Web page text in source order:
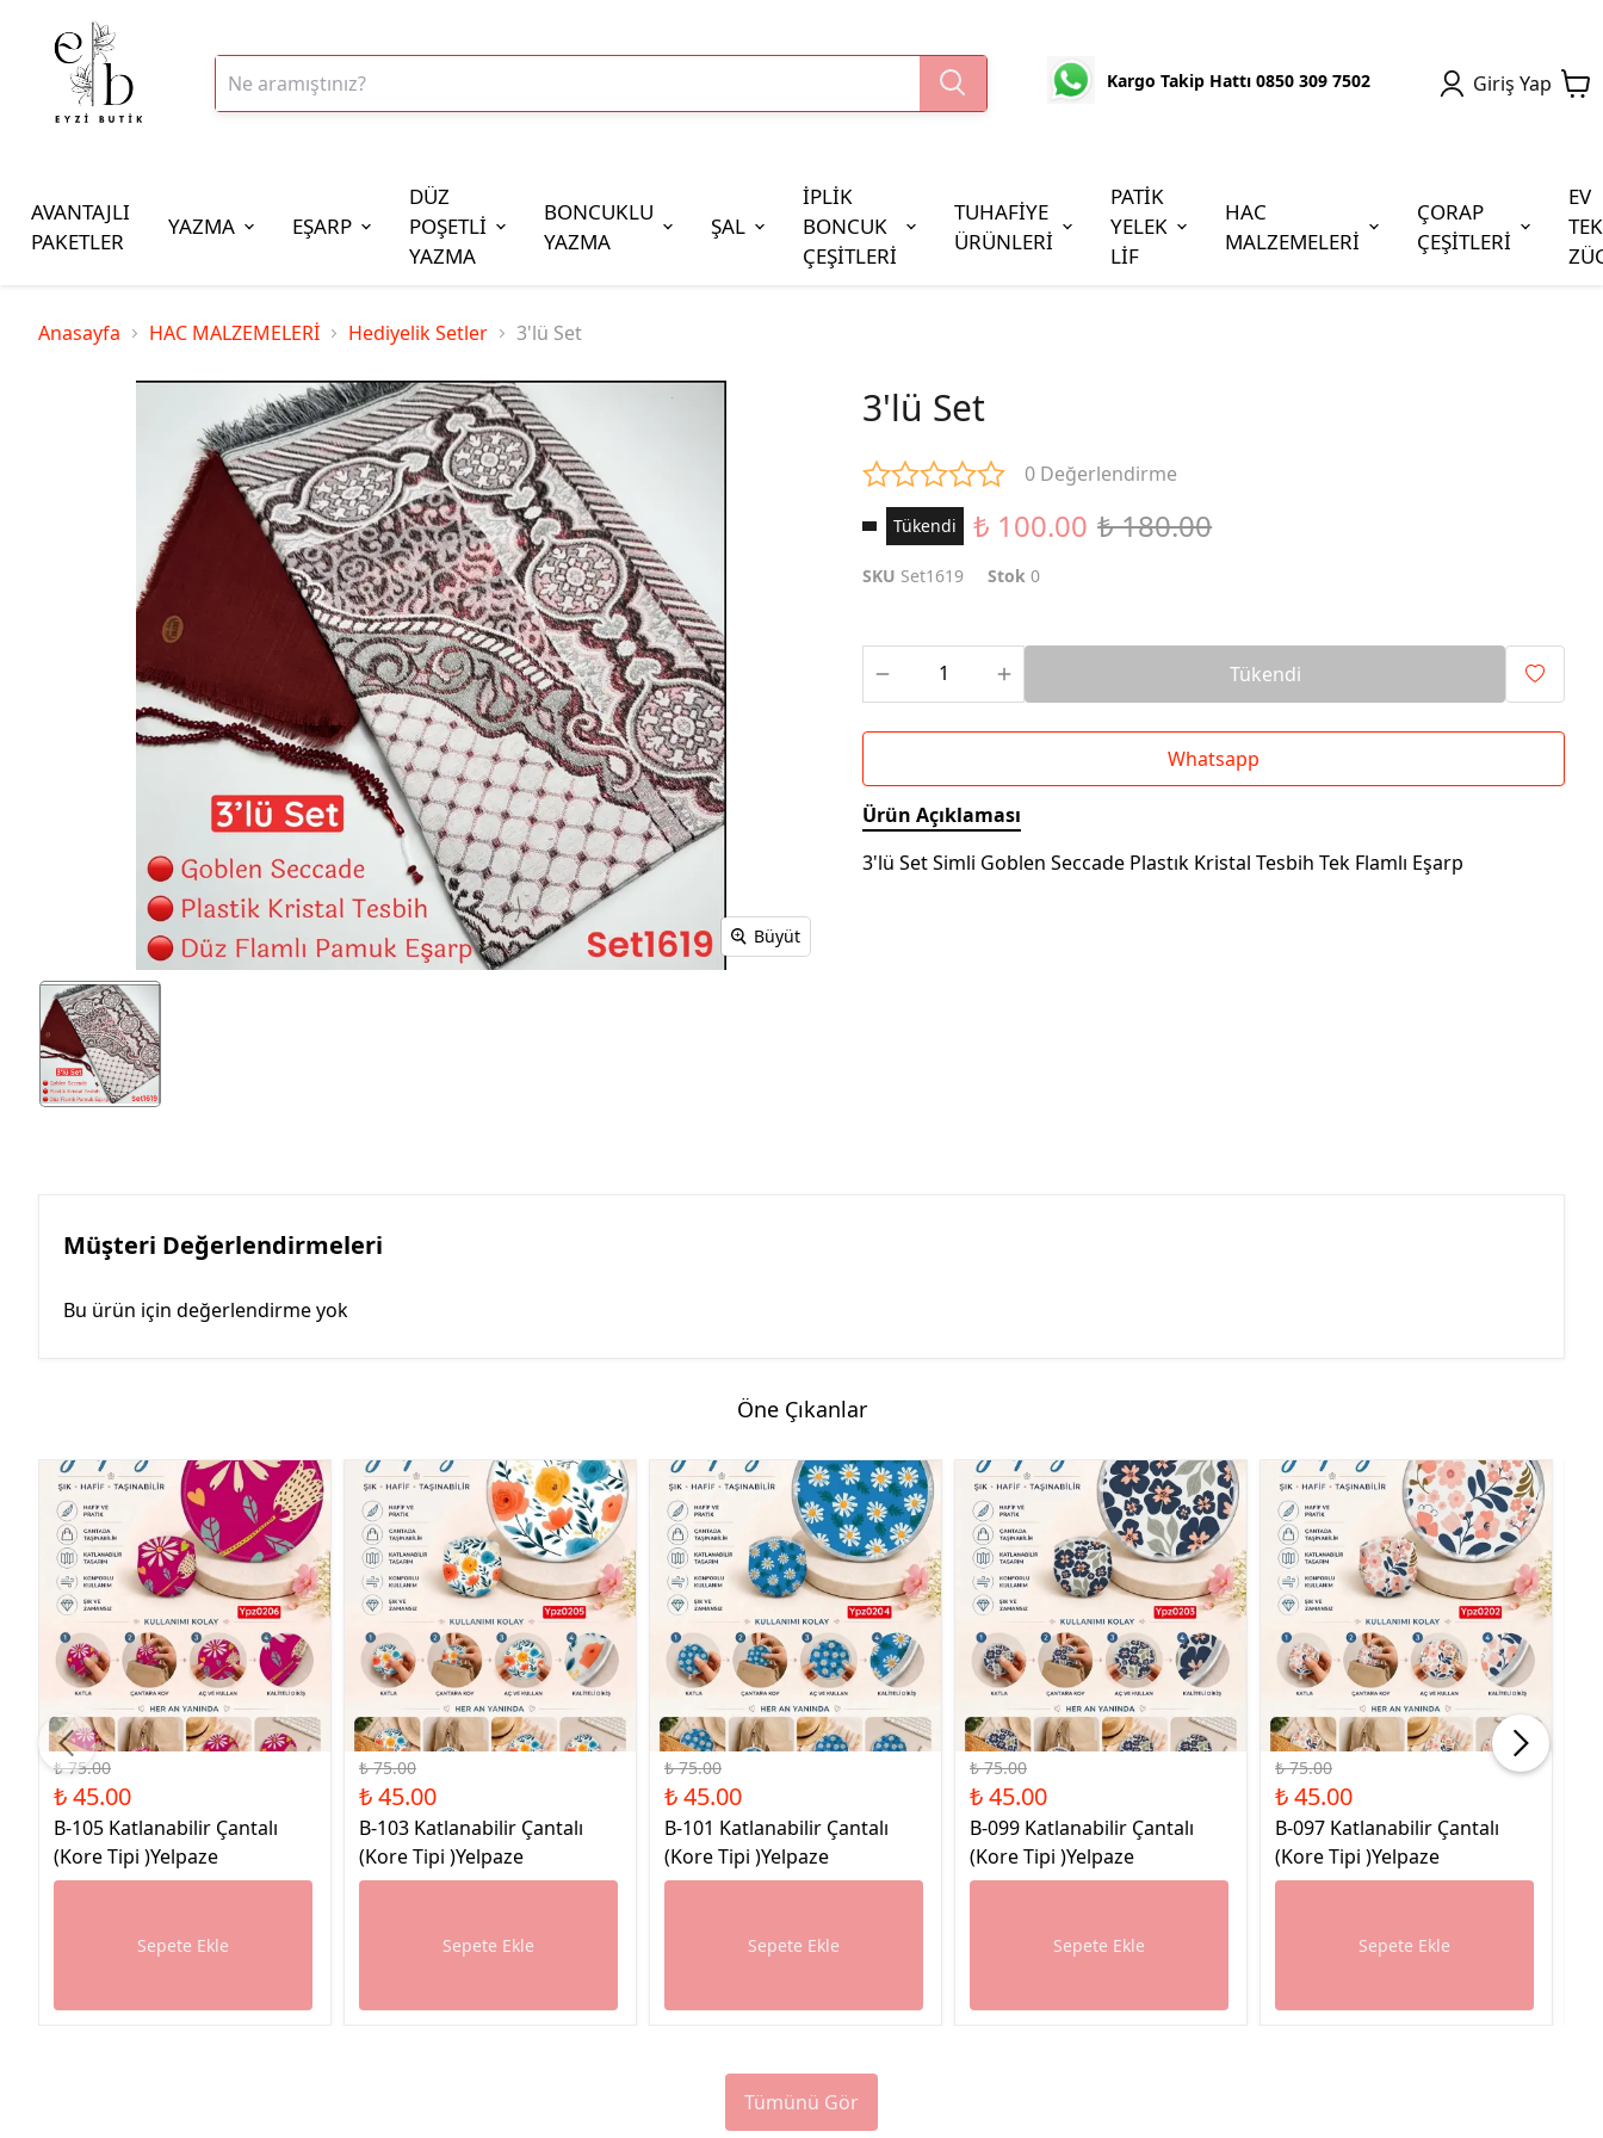
Kargo Takip Hattı 0850 309 7502 Giriş Yap
AVANTAJLI
PAKETLER
YAZMA EŞARP
DÜZ
POŞETLİ
YAZMA
BONCUKLU
YAZMA
ŞAL
İPLİK
BONCUK
ÇEŞİTLERİ
İplik Çeşitleri
20gr Reyyan Polyester İp
100gr Altınbaşak Polyester İp
350gr Altınbaşak Polyester İp
Cezaevi Boncuğu
TUHAFİYE
ÜRÜNLERİ
PATİK
YELEK
LİF
HAC
MALZEMELERİ
ÇORAP
ÇEŞİTLERİ
EV
Anasayfa HAC MALZEMELERİ Hediyelik Setler 3'lü Set
Büyüt
3'lü Set
0 Değerlendirme
Tükendi ₺ 100.00 ₺ 180.00
SKU Set1619 Stok 0
Tükendi
Whatsapp
Ürün Açıklaması
3'lü Set Simli Goblen Seccade Plastık Kristal Tesbih Tek Flamlı Eşarp
Müşteri Değerlendirmeleri
Bu ürün için değerlendirme yok
Öne Çıkanlar
%40 İndirim
₺ 75.00
₺ 45.00
B-105 Katlanabilir Çantalı
(Kore Tipi )Yelpaze
Sepete Ekle
%40 İndirim
₺ 75.00
₺ 45.00
B-103 Katlanabilir Çantalı
(Kore Tipi )Yelpaze
Sepete Ekle
%40 İndirim
₺ 75.00
₺ 45.00
B-101 Katlanabilir Çantalı
(Kore Tipi )Yelpaze
Sepete Ekle
%40 İndirim
₺ 75.00
₺ 45.00
B-099 Katlanabilir Çantalı
(Kore Tipi )Yelpaze
Sepete Ekle
%40 İndirim
₺ 75.00
₺ 45.00
B-097 Katlanabilir Çantalı
(Kore Tipi )Yelpaze
Sepete Ekle
Tümünü Gör